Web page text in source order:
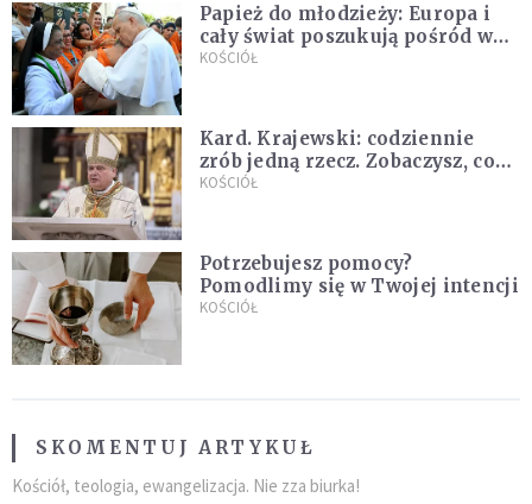
Papież do młodzieży: Europa i
cały świat poszukują pośród was
nowych świętych
KOŚCIÓŁ
Kard. Krajewski: codziennie
zrób jedną rzecz. Zobaczysz, co
stanie się z twoim życiem
KOŚCIÓŁ
Potrzebujesz pomocy?
Pomodlimy się w Twojej intencji
KOŚCIÓŁ
SKOMENTUJ ARTYKUŁ
Kościół, teologia, ewangelizacja. Nie zza biurka!